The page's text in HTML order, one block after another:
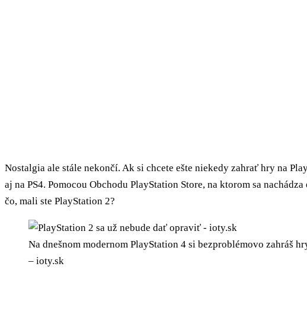
Nostalgia ale stále nekončí. Ak si chcete ešte niekedy zahrať hry na
aj na PS4. Pomocou Obchodu PlayStation Store, na ktorom sa
čo, mali ste PlayStation 2?
Na dnešnom modernom PlayStation 4 si bezproblémovo zahráš
– ioty.sk